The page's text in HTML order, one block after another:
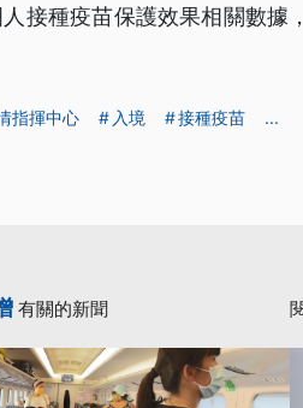
接種疫苗保護效果相關數據
指揮中心 入境 接種疫苗 ...
有關的新聞